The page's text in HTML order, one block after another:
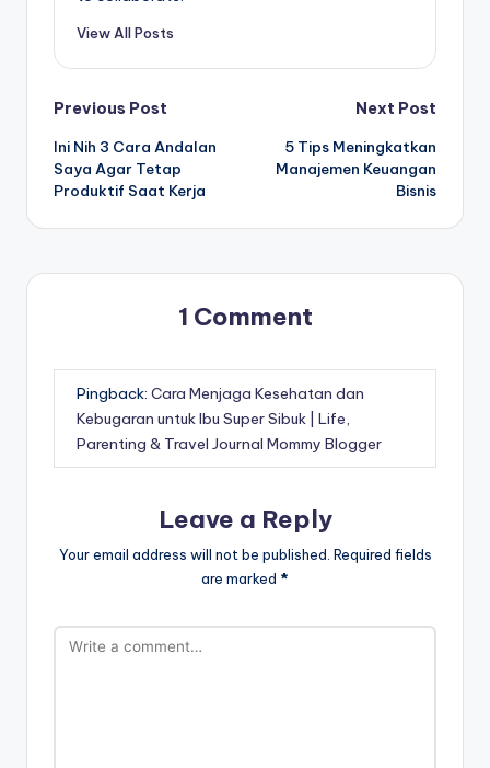
View All Posts
Post
navigation
Previous Post
Ini Nih 3 Cara Andalan
Saya Agar Tetap
Produktif Saat Kerja
Next Post
5 Tips Meningkatkan
Manajemen Keuangan
Bisnis
1 Comment
Pingback: Cara Menjaga Kesehatan dan
Kebugaran untuk Ibu Super Sibuk | Life,
Parenting & Travel Journal Mommy Blogger
Leave a Reply
Your email address will not be published. Required fields
are marked *